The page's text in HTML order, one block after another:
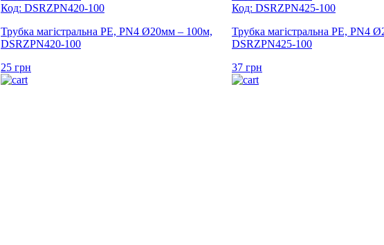
Код: DSRZPN420-100
Трубка магістральна PE, PN4 Ø20мм – 100м,
DSRZPN420-100
25 грн
Код: DSRZPN425-100
Трубка магістральна PE, PN4
DSRZPN425-100
37 грн